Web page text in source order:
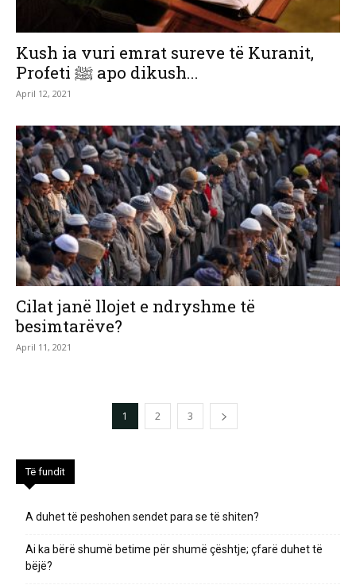
Kush ia vuri emrat sureve të Kuranit,
Profeti ﷺ apo dikush...
April 12, 2021
Cilat janë llojet e ndryshme të
besimtarëve?
April 11, 2021
1 2 3
Të fundit
A duhet të peshohen sendet para se të shiten?
Ai ka bërë shumë betime për shumë çështje; çfarë duhet të
bëjë?